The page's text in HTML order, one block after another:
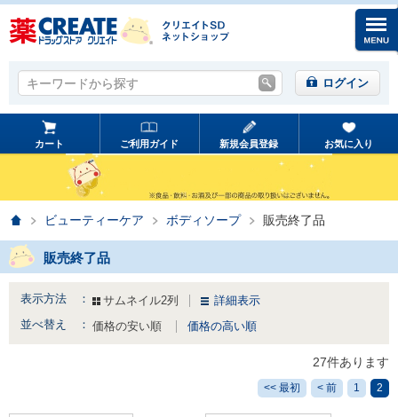
キーワードから探す
キーワードから探す ログイン
カート ご利用ガイド 新規会員登録 お気に入り
ホームビューティーケア ボディソープ 販売終了品
販売終了品
表示方法 ： サムネイル2列
詳細表示
並べ替え ： 価格の安い順 価格の高い順
27件あります
<< 最初 < 前 1 2